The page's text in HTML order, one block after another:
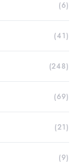
(6)
(41)
(248)
(69)
(21)
(9)